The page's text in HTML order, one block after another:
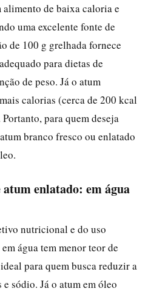
de baixa caloria e
uma excelente fonte de
de 100 g grelhada fornece
para dietas de
de peso. Já o atum
calorias (cerca de 200 kcal
para quem deseja
branco fresco ou enlatado
enlatado: em água
nutricional e do uso
água tem menor teor de
para quem busca reduzir a
sódio. Já o atum em óleo